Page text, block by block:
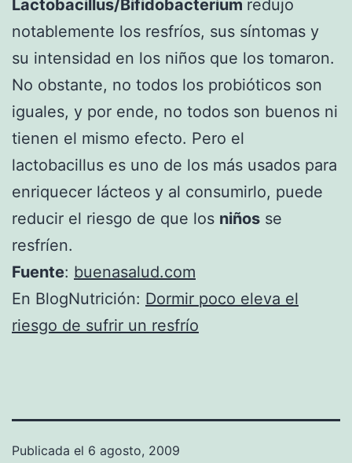
Lactobacillus/Bifidobacterium redujo
notablemente los resfríos, sus síntomas y
su intensidad en los niños que los tomaron.
No obstante, no todos los probióticos son
iguales, y por ende, no todos son buenos ni
tienen el mismo efecto. Pero el
lactobacillus es uno de los más usados para
enriquecer lácteos y al consumirlo, puede
reducir el riesgo de que los niños se
resfríen.
Fuente: buenasalud.com
En BlogNutrición: Dormir poco eleva el
riesgo de sufrir un resfrío
Publicada el 6 agosto, 2009